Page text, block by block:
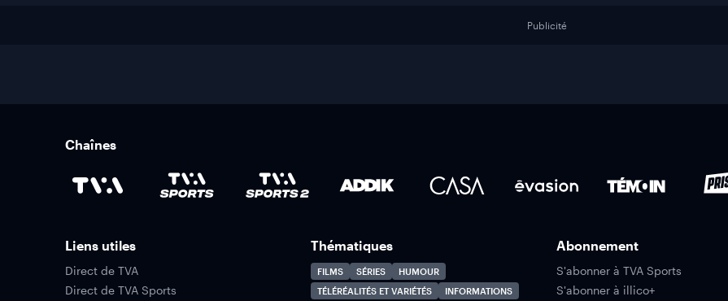
Publicité
Chaînes
Liens utiles
Direct de TVA
Direct de TVA Sports
Thématiques
FILMS SÉRIES
HUMOUR
TÉLÉRÉALITÉS ET VARIÉTÉS
INFORMATIONS
Abonnement
S'abonner à TVA Sports
S'abonner à illico+